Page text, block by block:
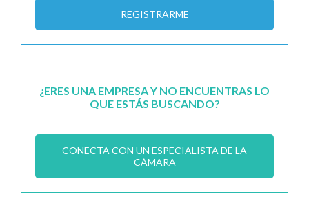
REGISTRARME
¿ERES UNA EMPRESA Y NO ENCUENTRAS LO
QUE ESTÁS BUSCANDO?
CONECTA CON UN ESPECIALISTA DE LA
CÁMARA